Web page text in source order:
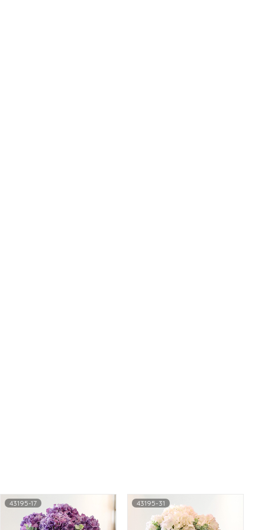
43195-17 43195-31